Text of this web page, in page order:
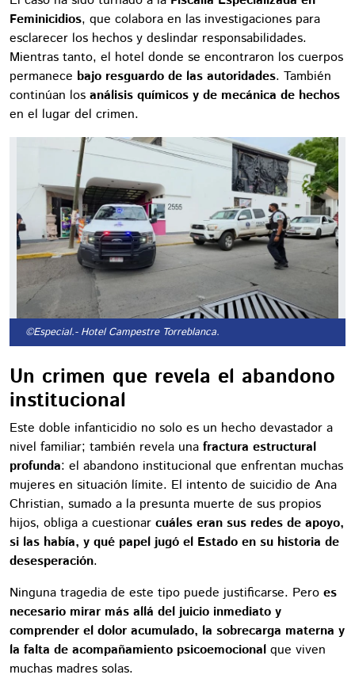
Feminicidios, que colabora en las investigaciones para
esclarecer los hechos y deslindar responsabilidades.
Mientras tanto, el hotel donde se encontraron los cuerpos
permanece bajo resguardo de las autoridades. También
continúan los análisis químicos y de mecánica de hechos
en el lugar del crimen.
©Especial.- Hotel Campestre Torreblanca.
Un crimen que revela el abandono
institucional
Este doble infanticidio no solo es un hecho devastador a
nivel familiar; también revela una fractura estructural
profunda: el abandono institucional que enfrentan muchas
mujeres en situación límite. El intento de suicidio de Ana
Christian, sumado a la presunta muerte de sus propios
hijos, obliga a cuestionar cuáles eran sus redes de apoyo,
si las había, y qué papel jugó el Estado en su historia de
desesperación.
Ninguna tragedia de este tipo puede justificarse. Pero es
necesario mirar más allá del juicio inmediato y
comprender el dolor acumulado, la sobrecarga materna y
la falta de acompañamiento psicoemocional que viven
muchas madres solas.